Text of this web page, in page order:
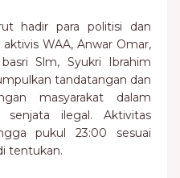
hadir para politisi dan
WAA, Anwar Omar,
Slm, Syukri Ibrahim
tandatangan dan
masyarakat dalam
ilegal. Aktivitas
pukul 23:00 sesuai
tentukan.